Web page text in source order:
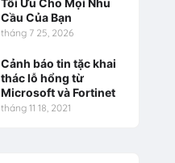
Tối Ưu Cho Mọi Nhu
Cầu Của Bạn
tháng 7 25, 2026
Cảnh báo tin tặc khai
thác lỗ hổng từ
Microsoft và Fortinet
tháng 11 18, 2021